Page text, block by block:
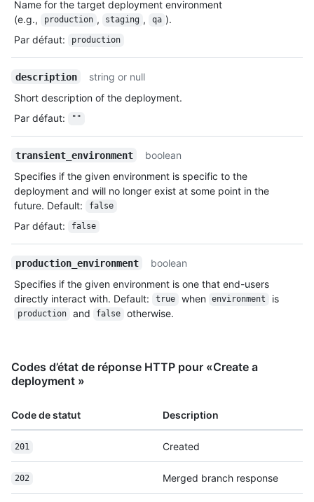
Name for the target deployment environment
(e.g.,
production , staging , qa ).
Par défaut: production
description
string or null
Short description of the deployment.
Par défaut: ""
transient_environment
boolean
Specifies if the given environment is specific to the
deployment and will no longer exist at some point in the
future. Default:
false
Par défaut: false
production_environment
boolean
Specifies if the given environment is one that end-users
directly interact with. Default:
true when environment is
production and false otherwise.
Codes d’état de réponse HTTP pour «Create a
deployment »
Code de statut Description
201 Created
202 Merged branch response